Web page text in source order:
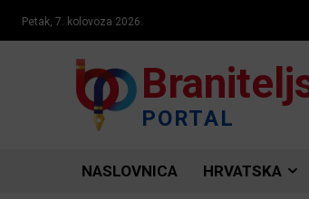
Petak, 7. kolovoza 2026.
PORTAL
NASLOVNICA HRVATSKA